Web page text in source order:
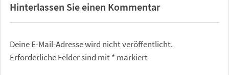
Hinterlassen Sie einen Kommentar
Deine E-Mail-Adresse wird nicht veröffentlicht.
Erforderliche Felder sind mit* markiert